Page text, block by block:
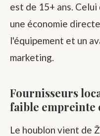
est de 15+ ans.
une économie
l'équipement et un
marketing.
Fournisseurs
faible empreinte
Le houblon vient de